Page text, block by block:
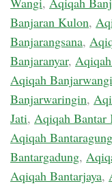
Banjaran Kulon,
Banjarangsana,
Banjaranyar,
Aqiqah Banjarwangi
Banjarwaringin,
Jati, Aqiqah Bantar
Aqiqah Bantaragung
Bantargadung,
Aqiqah Bantarjaya,